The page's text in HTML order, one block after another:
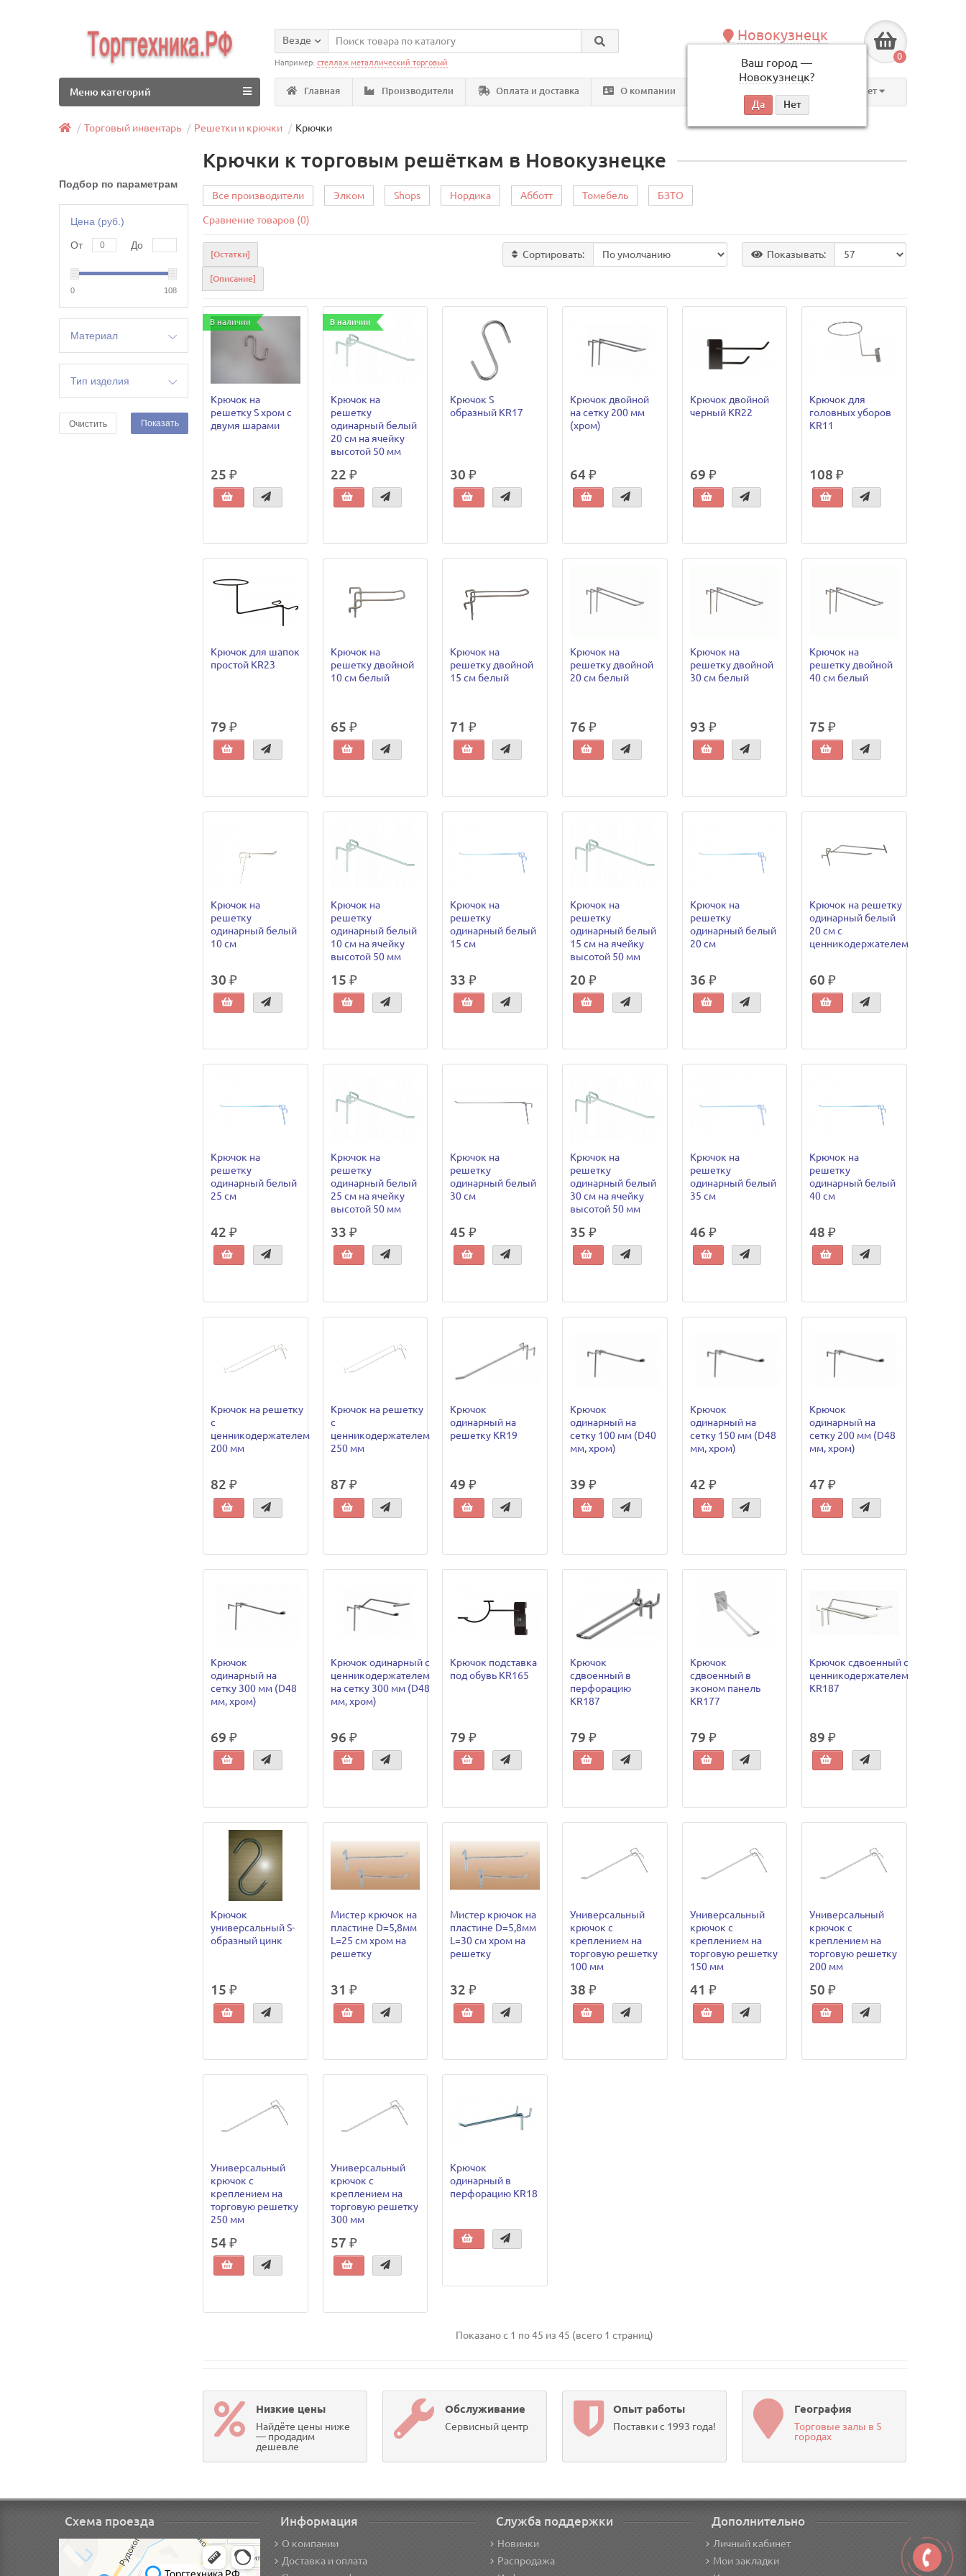
Новокузнецк
Ваш город —
Новокузнецк?
по будням, с 09:00 до 18:00
0
Везде
Например:стеллаж металлический торговый
Главная Производители Оплата и доставка О компании Личный кабинет
Меню категорий
Торговый инвентарь Решетки и крючки Крючки
Подбор по параметрам
Цена (руб.)
От До
0 108
Материал
сталь
цинк
Тип изделия
Очистить Показать
Крючки к торговым решёткам в Новокузнецке
Все производители Элком Shops Нордика Абботт Томебель БЗТО
Сравнение товаров (0)
[Остатки]
[Описание]
Сортировать: Показывать:
В наличии
Крючок на
решетку S хром с
двумя шарами
25 ₽
В наличии
Крючок на
решетку
одинарный белый
20 см на ячейку
высотой 50 мм
22 ₽
Крючок S
образный KR17
30 ₽
Крючок двойной
на сетку 200 мм
(хром)
64 ₽
Крючок двойной
черный KR22
69 ₽
Крючок для
головных уборов
KR11
108 ₽
Крючок для шапок
простой KR23
79 ₽
Крючок на
решетку двойной
10 см белый
65 ₽
Крючок на
решетку двойной
15 см белый
71 ₽
Крючок на
решетку двойной
20 см белый
76 ₽
Крючок на
решетку двойной
30 см белый
93 ₽
Крючок на
решетку двойной
40 см белый
75 ₽
Крючок на
решетку
одинарный белый
10 см
30 ₽
Крючок на
решетку
одинарный белый
10 см на ячейку
высотой 50 мм
15 ₽
Крючок на
решетку
одинарный белый
15 см
33 ₽
Крючок на
решетку
одинарный белый
15 см на ячейку
высотой 50 мм
20 ₽
Крючок на
решетку
одинарный белый
20 см
36 ₽
Крючок на решетку
одинарный белый
20 см с
ценникодержателем
60 ₽
Крючок на
решетку
одинарный белый
25 см
42 ₽
Крючок на
решетку
одинарный белый
25 см на ячейку
высотой 50 мм
33 ₽
Крючок на
решетку
одинарный белый
30 см
45 ₽
Крючок на
решетку
одинарный белый
30 см на ячейку
высотой 50 мм
35 ₽
Крючок на
решетку
одинарный белый
35 см
46 ₽
Крючок на
решетку
одинарный белый
40 см
48 ₽
Крючок на решетку
с
ценникодержателем
200 мм
82 ₽
Крючок на решетку
с
ценникодержателем
250 мм
87 ₽
Крючок
одинарный на
решетку KR19
49 ₽
Крючок
одинарный на
сетку 100 мм (D40
мм, хром)
39 ₽
Крючок
одинарный на
сетку 150 мм (D48
мм, хром)
42 ₽
Крючок
одинарный на
сетку 200 мм (D48
мм, хром)
47 ₽
Крючок
одинарный на
сетку 300 мм (D48
мм, хром)
69 ₽
Крючок одинарный с
ценникодержателем
на сетку 300 мм (D48
мм, хром)
96 ₽
Крючок подставка
под обувь KR165
79 ₽
Крючок
сдвоенный в
перфорацию
KR187
79 ₽
Крючок
сдвоенный в
эконом панель
KR177
79 ₽
Крючок сдвоенный с
ценникодержателем
KR187
89 ₽
Крючок
универсальный S-
образный цинк
15 ₽
Мистер крючок на
пластине D=5,8мм
L=25 см хром на
решетку
31 ₽
Мистер крючок на
пластине D=5,8мм
L=30 см хром на
решетку
32 ₽
Универсальный
крючок с
креплением на
торговую решетку
100 мм
38 ₽
Универсальный
крючок с
креплением на
торговую решетку
150 мм
41 ₽
Универсальный
крючок с
креплением на
торговую решетку
200 мм
50 ₽
Универсальный
крючок с
креплением на
торговую решетку
250 мм
54 ₽
Универсальный
крючок с
креплением на
торговую решетку
300 мм
57 ₽
Крючок
одинарный в
перфорацию KR18
Показано с 1 по 45 из 45 (всего 1 страниц)
Низкие цены
Найдёте цены ниже
— продадим
дешевле
Обслуживание
Сервисный центр
Опыт работы
Поставки с 1993 года!
География
Торговые залы в 5
городах
Схема проезда Информация
О компании
Доставка и оплата
Служба поддержки
Новинки
Распродажа
Дополнительно
Личный кабинет
Мои закладки